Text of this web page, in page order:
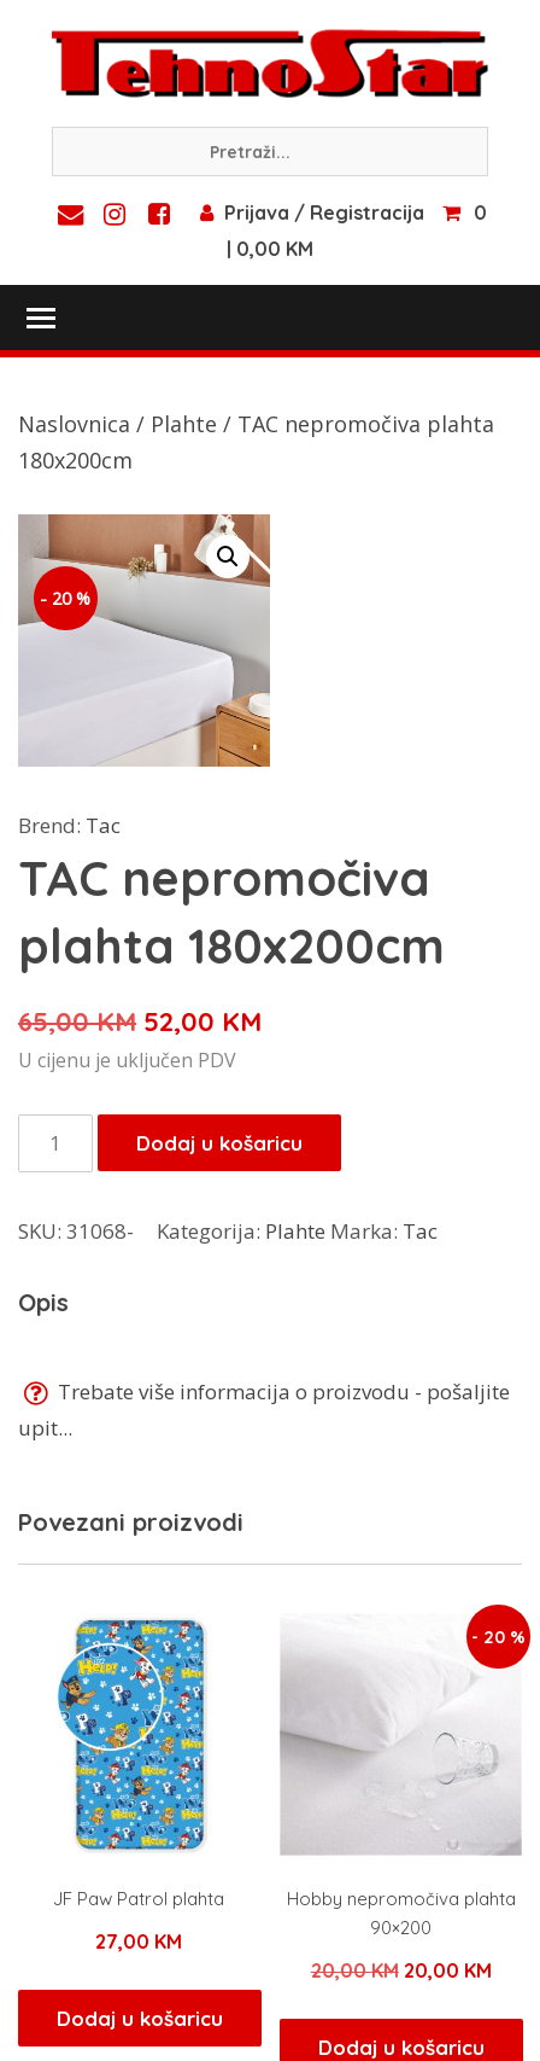
content
Prijava / Registracija
0
| 0,00 KM
Naslovnica / Plahte / TAC nepromočiva plahta
180x200cm
- 20 %
Brend: Tac
TAC nepromočiva
plahta 180x200cm
65,00KM Izvorna
cijena
je:
65,00 KM.
52,00 KM
52,00 KM.
U cijenu je uključen PDV
TAC
nepromočiva
180x200cm
Dodaj u košaricu
SKU: 31068- Kategorija: Plahte Marka: Tac
Opis
Trebate više informacija o proizvodu - pošaljite
upit...
Povezani proizvodi
JF Paw Patrol plahta
27,00 KM
Dodaj u košaricu
- 20 %
Hobby nepromočiva plahta
90×200
20,00KM Izvorna
bila
20,00 KM
Dodaj u košaricu